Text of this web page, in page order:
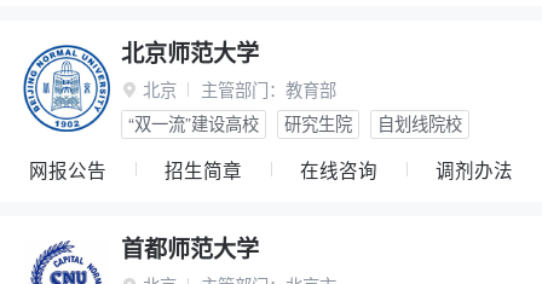
北京师范大学
 北京 主管部门： 教育部
“双一流”建设高校
研究生院 自划线院校
网报公告 招生简章 在线咨询 调剂办法
首都师范大学